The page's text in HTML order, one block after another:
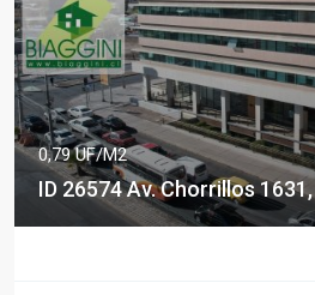
0,79 UF/M2
ID 26574 Av. Chorrillos